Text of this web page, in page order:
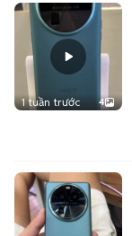
1 tuần trước 4